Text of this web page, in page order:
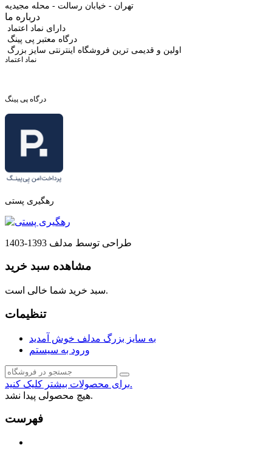
تهران - خیابان رسالت - محله مجیدیه
درباره ما
دارای نماد اعتماد
درگاه معتبر پی پینگ
اولین و قدیمی ترین فروشگاه اینترنتی سایز بزرگ
نماد اعتماد
درگاه پی پینگ
رهگیری پستی
طراحی توسط مدلف 1393-1403
مشاهده سبد خرید
سبد خرید شما خالی است.
تنظیمات
به سایز بزرگ مدلف خوش آمدید
ورود به سیستم
برای محصولات بیشتر کلیک کنید.
هیچ محصولی پیدا نشد.
فهرست